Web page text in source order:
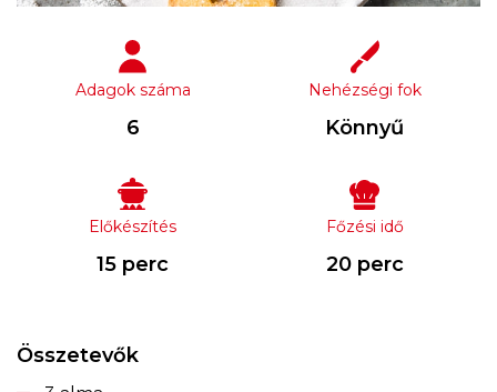
Adagok száma
6
Nehézségi fok
Könnyű
Előkészítés
15 perc
Főzési idő
20 perc
Összetevők